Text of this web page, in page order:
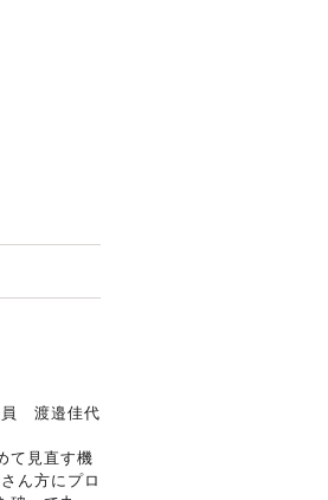
員 渡邉佳代
て見直す機
ん方にプロ